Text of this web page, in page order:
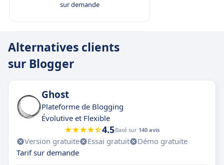
sur demande
Alternatives clients
sur Blogger
Ghost
Plateforme de Blogging
Évolutive et Flexible
4.5Basé sur 140 avis
Version gratuite Essai gratuit
Démo gratuite
Tarif sur demande